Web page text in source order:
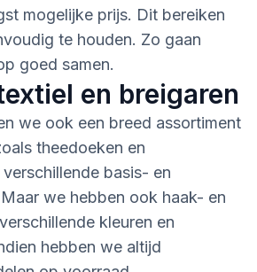
mogelijke prijs. Dit bereiken
te houden. Zo gaan
goed samen.
en breigaren
we ook een breed assortiment
theedoeken en
basis- en
we hebben ook haak- en
kleuren en
hebben we altijd